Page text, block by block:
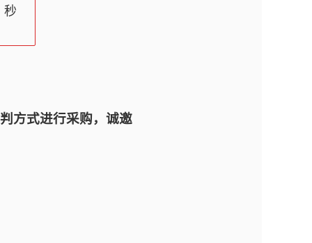
秒
方式进行采购，诚邀